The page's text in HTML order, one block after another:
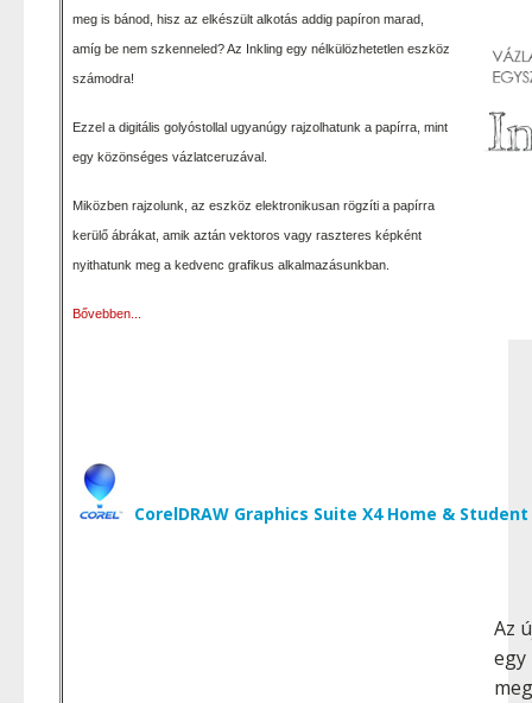
meg is bánod, hisz az elkészült alkotás addig papíron marad,
amíg be nem szkenneled? Az Inkling egy nélkülözhetetlen eszköz
számodra!
Ezzel a digitális golyóstollal ugyanúgy rajzolhatunk a papírra, mint
egy közönséges vázlatceruzával.
Miközben rajzolunk, az eszköz elektronikusan rögzíti a papírra
kerülő ábrákat, amik aztán vektoros vagy raszteres képként
nyithatunk meg a kedvenc grafikus alkalmazásunkban.
Bővebben...
CorelDRAW Graphics Suite X4 Home &
Az
egy